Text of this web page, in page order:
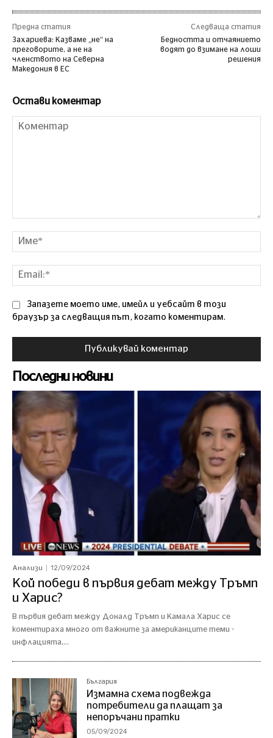
Предна статия
Захариева: Казваме „не“ на
преговорите, а не на
членството на Северна
Македония в ЕС
Следваща статия
Бедността и отчаянието
водят до взимане на лоши
решения
Остави коментар
Запазете моето име, имейл и уебсайт в този
браузър за следващия път, когато коментирам.
Последни новини
Анализи 12/09/2024
Кой победи в първия дебат между Тръмп
и Харис?
В първия дебат между Доналд Тръмп и Камала Харис се
коментираха много от важните за американците теми -
инфлацията,...
България
Измамна схема подвежда
потребители да плащат за
непоръчани пратки
05/09/2024